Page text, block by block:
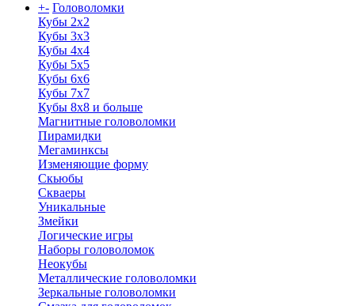
+- Головоломки
Кубы 2х2
Кубы 3х3
Кубы 4x4
Кубы 5х5
Кубы 6х6
Кубы 7х7
Кубы 8х8 и больше
Магнитные головоломки
Пирамидки
Мегаминксы
Изменяющие форму
Скьюбы
Скваеры
Уникальные
Змейки
Логические игры
Наборы головоломок
Неокубы
Металлические головоломки
Зеркальные головоломки